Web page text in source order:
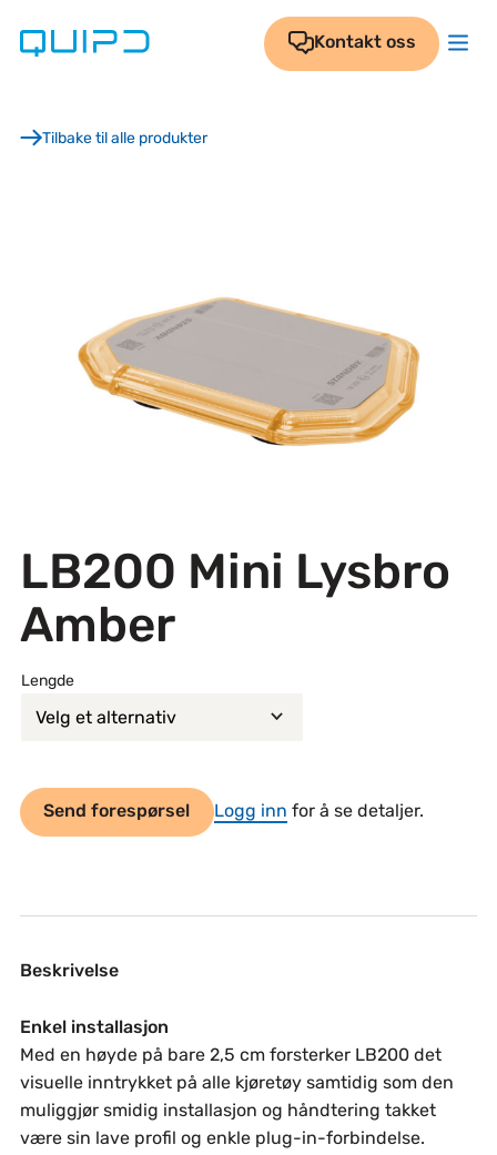
Kontakt oss
Tilbake til alle produkter
LB200 Mini Lysbro
Amber
Lengde
Send forespørsel Logg inn for å se detaljer.
Beskrivelse
Enkel installasjon
Med en høyde på bare 2,5 cm forsterker LB200 det
visuelle inntrykket på alle kjøretøy samtidig som den
muliggjør smidig installasjon og håndtering takket
være sin lave profil og enkle plug-in-forbindelse.